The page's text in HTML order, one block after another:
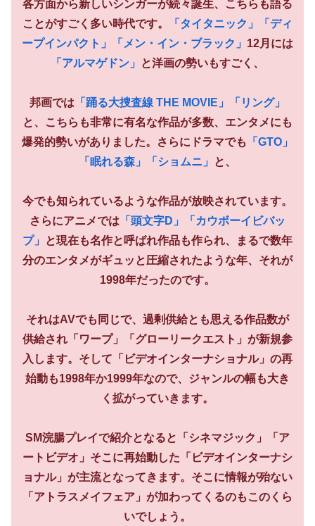
各方面から新しいシンガーが続々誕生、こちらも語る
ことがすごく多い時代です。
「タイタニック」
「ディ
ープインパクト」
「メン・イン・ブラック」 12月には
「アルマゲドン」 と洋画の勢いもすごく、
邦画では 「踊る大捜査線 THE MOVIE」
「リング」
と、こちらも非常に有名な作品が多数、エンタメにも
爆発的勢いがありました。さらにドラマでも
「GTO」
「眠れる森」
「ショムニ」 と、
今でも知られているような作品が放映されています。
さらにアニメでは 「頭文字D」
「カウボーイビバッ
プ」 と現在も名作と呼ばれ作品も作られ、まるで数年
分のエンタメがギュッと圧縮されたような年、それが
1998年だったのです。
それはAVでも同じで、過剰供給とも思える作品数が
供給され「ワープ」「グローリークエスト」が新規参
入します。そして「ビデオインターナショナル」の再
始動も1998年か1999年なので、ジャンルの幅も大き
く拡がっていきます。
SM浣腸プレイで紹介となると「シネマジック」「ア
ートビデオ」そこに再始動した「ビデオインターナシ
ョナル」が主流となってきます。そこに情報が殆ない
「アトラスメイフェア」が加わってくるのもこのくら
いでしょう。